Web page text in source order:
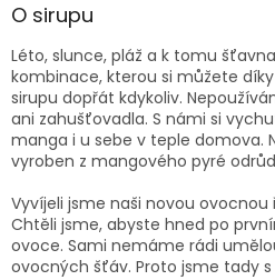
O sirupu
Léto, slunce, pláž a k tomu
kombinace, kterou si můžete
sirupu dopřát kdykoliv.
ani zahušťovadla. S námi si
manga i u sebe v teple domova.
vyroben z mangového pyré
Vyvíjeli jsme naši novou
Chtěli jsme, abyste hned po
ovoce. Sami nemáme rádi
ovocných šťáv. Proto jsme tady